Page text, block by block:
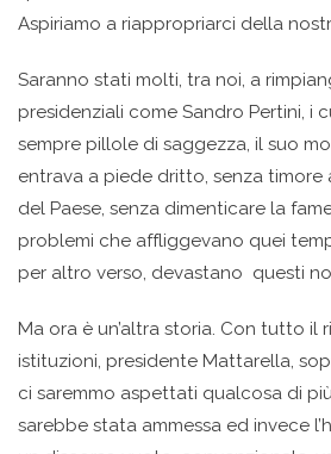
Aspiriamo a riappropriarci della
Saranno stati molti, tra noi, a
presidenziali come Sandro Pertini, i
sempre pillole di saggezza, il suo
entrava a piede dritto, senza timore
del Paese, senza dimenticare la
problemi che affliggevano quei
per altro verso, devastano questi
Ma ora è un’altra storia. Con tutto il
istituzioni, presidente Mattarella,
ci saremmo aspettati qualcosa di
sarebbe stata ammessa ed invece